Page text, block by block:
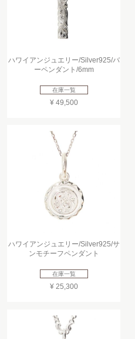
ハワイアンジュエリー/Silver925/バ
ーペンダント/6mm
在庫一覧
¥ 49,500
ハワイアンジュエリー/Silver925/サ
ンモチーフペンダント
在庫一覧
¥ 25,300